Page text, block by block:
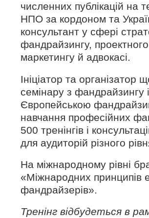
численних публікацій на
НПО за кордоном та
консультант у сфері
фандрайзингу,
маркетингу й адвокасі.
Ініціатор та організатор
семінару з фандрайзингу
Європейською
навчання професійних
500 тренінгів і
для аудиторій різного
На міжнародному рівні
«Міжнародних принципів
фандрайзерів».
Тренінг відбудеться в